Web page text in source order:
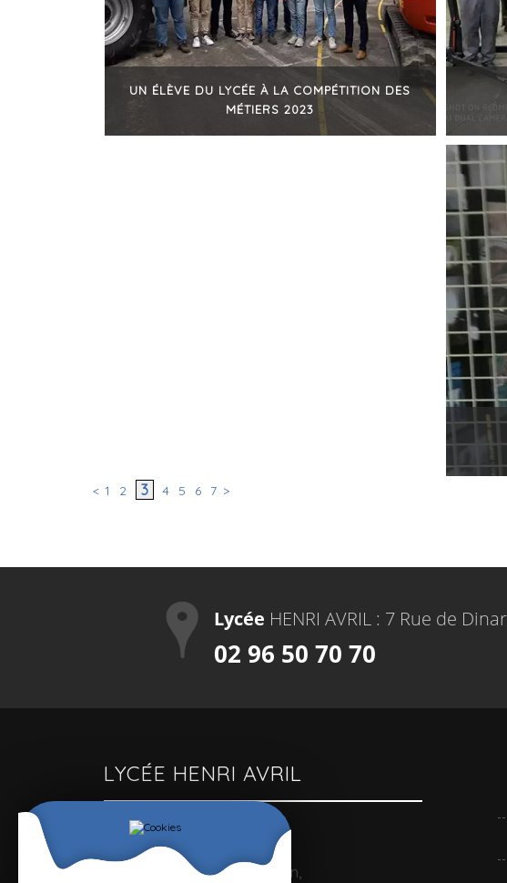
UN ÉLÈVE DU LYCÉE À LA COMPÉTITION DES
MÉTIERS 2023
< 1 2 3 4 5 6 7 >
Lycée HENRI AVRIL : 7 Rue de
02 96 50 70 70
LYCÉE HENRI AVRIL
Un lycée polyvalent
Pour optimiser la formation,